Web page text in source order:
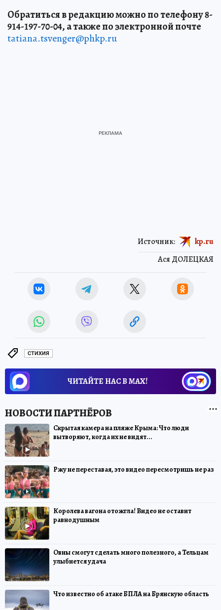
Обратиться в редакцию можно по телефону 8-
914-197-70-04, а также по электронной почте
tatiana.tsvenger@phkp.ru
Ася ДОЛЕЦКАЯ
Источник: kp.ru
СТИХИЯ
ЧИТАЙТЕ НАС В МАХ!
Скрытая камера на пляже Крыма: Что люди
вытворяют, когда их не видят...
Ржу не переставая, это видео пересмотришь не раз
Королева вагона отожгла! Видео не оставит
равнодушным
Овны смогут сделать много полезного, а Тельцам
улыбнется удача
Что известно об атаке БПЛА на Брянскую область